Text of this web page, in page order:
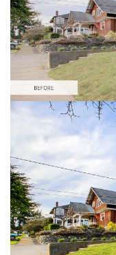
Real Estate HDR
(40 Lr Presets)
Real Estate
(120 Lr Presets)